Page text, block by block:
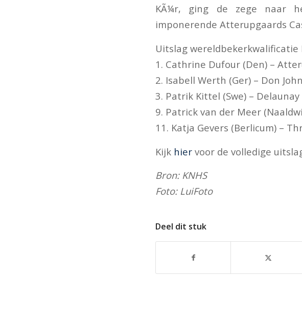
KÃ¼r, ging de zege naar
imponerende Atterupgaards
Uitslag wereldbekerkwalificatie
1. Cathrine Dufour (Den) –
2. Isabell Werth (Ger) – Don
3. Patrik Kittel (Swe) –
9. Patrick van der Meer
11. Katja Gevers (Berlicum) –
Kijk hier voor de volledige
Bron: KNHS
Foto: LuiFoto
Deel dit stuk